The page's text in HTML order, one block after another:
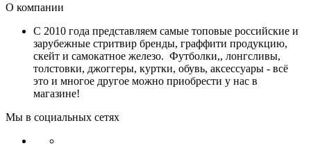
О компании
С 2010 года представляем самые топовые российские и
зарубежные стритвир бренды, граффити продукцию,
скейт и самокатное железо. Футболки,, лонгсливы,
толстовки, джоггеры, куртки, обувь, аксессуары - всё
это и многое другое можно приобрести у нас в
магазине!
Мы в социальных сетях